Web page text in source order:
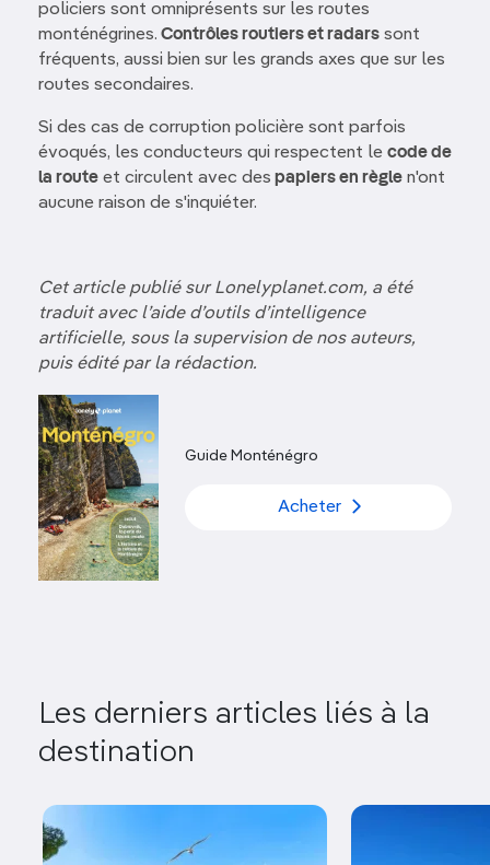
policiers sont omniprésents sur les routes
monténégrines. Contrôles routiers et radars sont
fréquents, aussi bien sur les grands axes que sur les
routes secondaires.
Si des cas de corruption policière sont parfois
évoqués, les conducteurs qui respectent le code de
la route et circulent avec des papiers en règle n'ont
aucune raison de s'inquiéter.
Cet article publié sur Lonelyplanet.com, a été
traduit avec l’aide d’outils d’intelligence
artificielle, sous la supervision de nos auteurs,
puis édité par la rédaction.
Guide Monténégro
Acheter
Les derniers articles liés à la
destination